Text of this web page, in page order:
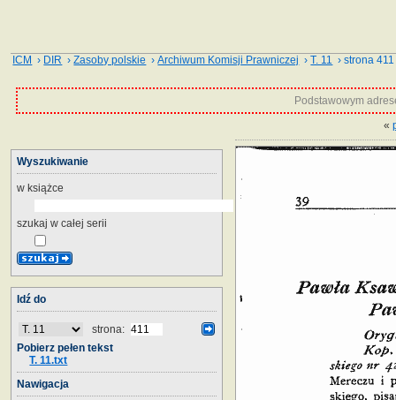
ICM › DIR ›Zasoby polskie ›Archiwum Komisji Prawniczej ›T. 11 › strona 411
Podstawowym
«
Wyszukiwanie
w książce
szukaj w całej serii
Idź do
strona:
Pobierz pełen tekst
T. 11.txt
Nawigacja